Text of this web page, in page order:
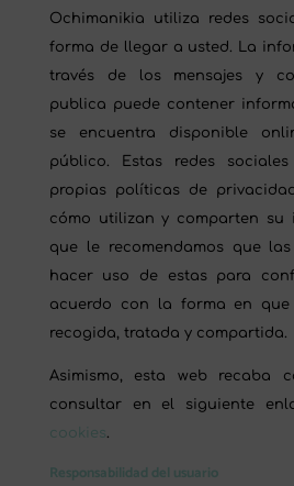
Ochimanikia utiliza redes
forma de llegar a usted. La
través de los mensajes y
publica puede contener
se encuentra disponible
público. Estas redes
propias políticas de
cómo utilizan y comparten su
que le recomendamos que
hacer uso de estas para
acuerdo con la forma en
recogida, tratada y compartida.
Asimismo, esta web recaba
consultar en el siguiente
cookies .
Responsabilidad del usuario